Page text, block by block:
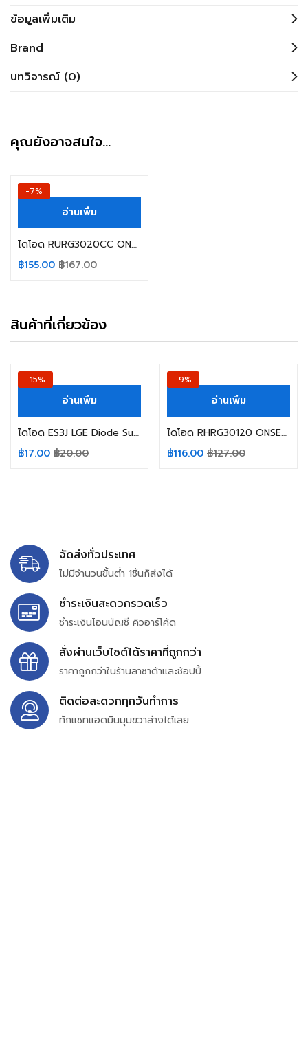
ข้อมูลเพิ่มเติม
Brand
บทวิจารณ์ (0)
คุณยังอาจสนใจ…
-7%
อ่านเพิ่ม
ไดโอด RURG3020CC ONSEMI / FAIRCHILD Ultrafast Dual Diode 200V/30A
฿155.00 ฿167.00
สินค้าที่เกี่ยวข้อง
-15%
อ่านเพิ่ม
ไดโอด ES3J LGE Diode Super Fast Rectifiers 600V/3A
฿17.00 ฿20.00
-9%
อ่านเพิ่ม
ไดโอด RHRG30120 ONSEMI/FAIRCHILD HYPER Fast Diode 1200V/30A
฿116.00 ฿127.00
จัดส่งทั่วประเทศ
ไม่มีจำนวนขั้นต่ำ 1ชิ้นก็ส่งได้
ชำระเงินสะดวกรวดเร็ว
ชำระเงินโอนบัญชี คิวอาร์โค้ด
สั่งผ่านเว็บไซต์ได้ราคาที่ถูกกว่า
ราคาถูกกว่าในร้านลาซาด้าและช้อปปี้
ติดต่อสะดวกทุกวันทำการ
ทักแชทแอดมินมุมขวาล่างได้เลย